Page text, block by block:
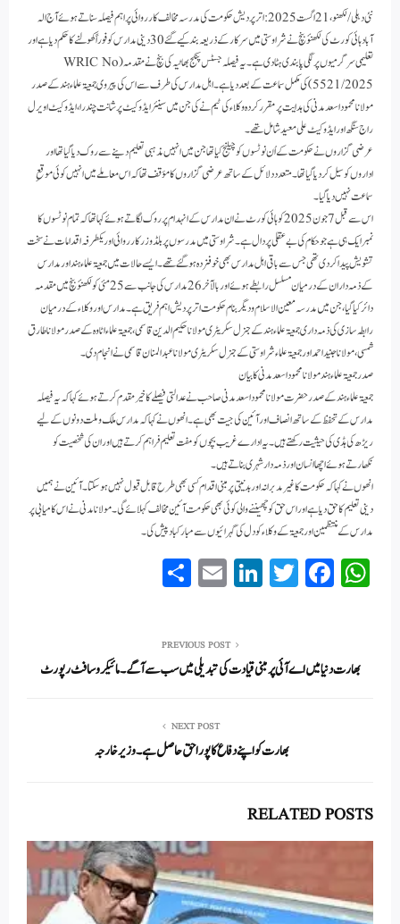
نئی دہلی/ لکھنو، 21 اگست 2025:اتر پردیش حکومت کی مدرسہ مخالف کارروائی پر اہم فیصلہ سناتے ہوئے آج الہ
آباد ہائی کورٹ کی لکھنؤ بنچ نے شراوستی میں سرکار کے ذریعہ بند کیے گئے 30 دینی مدارس کو فوراً کھولنے کا حکم دیا ہے اور
تعلیمی سرگرمیوں پر لگی پابندی ہٹادی ہے۔ یہ فیصلہ جسٹس پنکج بھاٹیہ کی بنچ نےمقدمہ (WRIC No
5521/2025) کی مکمل سماعت کے بعد دیا ہے ۔اہل مدارس کی طرف سے اس کی پیروی جمعیۃ علماء ہند کے صدر
مولانا محمود اسعد مدنی کی ہدایت پر مقرر کردہ وکلاء کی ٹیم نے کی جن میں سینئر ایڈوکیٹ پرشانت چندرا، ایڈوکیٹ اویرل
راج سنگھ اور ایڈوکیٹ علی معید شامل تھے۔
عرضی گزاروں نے حکومت کے اُن نوٹسوں کو چیلنج کیا تھا جن میں انہیں مذہبی تعلیم دینے سے روک دیا گیا تھا اور
اداروں کو سیل کردیا گیا تھا ۔متعدد دلائل کے ساتھ عرضی گزاروں کا مؤقف تھا کہ اس معاملے میں انہیں کوئی موقعِ
سماعت نہیں دیا گیا ۔
اس سے قبل 7 جون 2025 کو ہائی کورٹ نے ان مدارس کے انہدام پر روک لگاتے ہوئے کہا تھا کہ تمام نوٹسوں کا
نمبر ایک ہی ہے جو حکام کی بے عقلی پر دال ہے ۔شراوستی میں مدرسوں پر بلڈوزر کارروائی اور یکطرفہ اقدامات نے سخت
تشویش پیدا کر دی تھی جس سے باقی اہل مدارس بھی خوفزدہ ہو گئے تھے۔ ایسے حالات میں جمعیۃ علماء ہند اور مدارس
کے ذمہ داران کے درمیان مسلسل رابطے ہوئے اور بالآخر 26 مدارس کی جانب سے 25مئی کو لکھنؤ بنچ میں مقدمہ
دائر کیا گیا، جن میں مدرسہ معین الاسلام و دیگر بنام حکومت اتر پردیش اہم فریق ہے۔مدارس اور وکلاء کے درمیان
رابطہ سازی کی ذمہ داری جمعیۃ علماء ہند کے جنرل سکریٹری مولانا حکیم الدین قاسمی ، جمعیۃعلماء اٹاوہ کے صدر مولانا طارق
شمسی ، مولانا جنید احمد اور جمعیۃ علماء شراوستی کے جنرل سکریٹری مولانا عبد المنان قاسمی نے انجام دی۔
صدر جمعیۃ علماء ہند مولانا محمود اسعد مدنی کا بیان
جمعیۃ علماء ہند کے صدر حضرت مولانا محمود اسعد مدنی صاحب نے عدالتی فیصلے کا خیر مقدم کرتے ہوئے کہا کہ یہ فیصلہ
مدارس کے تحفظ کے ساتھ انصاف اور آئین کی جیت بھی ہے۔ انھوں نے کہا کہ مدارس ملک وملت دونوں کے لیے
ریڑھ کی ہڈی کی حیثیت رکھتے ہیں۔ یہ ادارے غریب بچوں کو مفت تعلیم فراہم کرتے ہیں اور ان کی شخصیت کو
نکھارتے ہوئے اچھا انسان اور ذمہ دار شہری بناتے ہیں۔
انھوں نے کہا کہ حکومت کا غیر مدبرانہ اور بدنیتی پر مبنی اقدام کسی بھی طرح قابل قبول نہیں ہوسکتا۔ آئین نے ہمیں
دینی تعلیم کا حق دیا ہےاور اس حق کو چھیننے والی کوئی بھی حکومت آئین مخالف کہلائے گی۔ مولانا مدنی نے اس کامیابی پر
مدارس کے منتظمین اور جمعیۃ کے وکلاء کو دل کی گہرائیوں سے مبارکباد پیش کی۔
W
ha
A
pp
Fa
ce
ok
T
wi
r
Li
nk
In
E
m
PREVIOUS POST
بھارت دنیا میں اے آئی پر مبنی قیادت کی تبدیلی میں سب سے آگے۔ مائیکروسافٹ رپور ٹ
NEXT POST
بھارت کو اپنے دفاع کا پورا حق حاصل ہے۔ وزیر خارجہ
RELATED POSTS